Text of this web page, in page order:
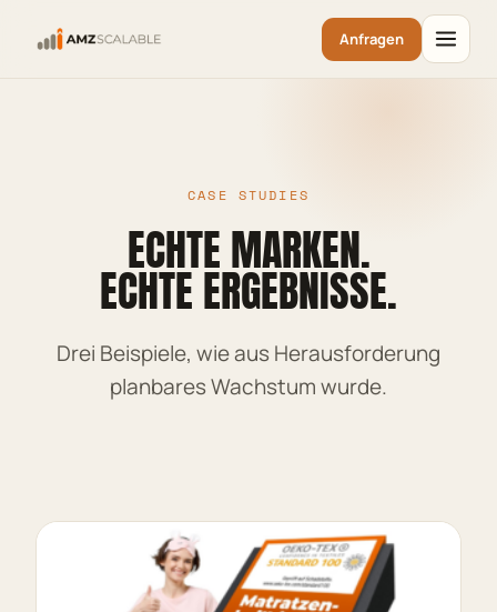
Anfragen
CASE STUDIES
ECHTE MARKEN.
ECHTE ERGEBNISSE.
Drei Beispiele, wie aus Herausforderung
planbares Wachstum wurde.